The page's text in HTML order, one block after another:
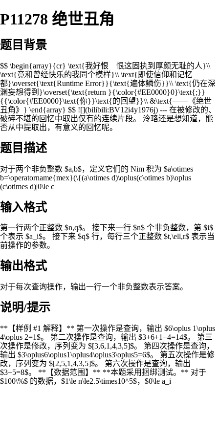
P11278 绝世丑角
题目背景
$$ \begin{array}{cr} \text{我好恨 恨这固执到厚颜无耻的人}\\
\text{竟和曾经快乐的我同个模样}\\ \text{即使信仰和记忆
都}\overset{\text{Runtime Error}}{\text{遍体鳞伤}}\\ \text{仍在深
渊妄想得到}\overset{\text{return }{\color{#EE0000}0}\text{;}}
{{\color{#EE0000}\text{你}}\text{的回望}}\\ &\text{——《绝世
丑角》} \end{array} $$ ![](bilibili:BV12i4y1976j) --- 在被修改的、
破碎不堪的回忆中取出仅有的连续片段。 泠珞还是想知道，能
否从中提取出，有意义的回忆呢。
题目描述
对于两个非负整数 $a,b$，定义它们的 Nim 积为 $a\otimes
b=\operatorname{mex}(\{(a\otimes d)\oplus(c\otimes b)\oplus
(c\otimes d)|0\le c
输入格式
第一行两个正整数 $n,q$。 接下来一行 $n$ 个非负整数，第 $i$
个表示 $a_i$。 接下来 $q$ 行，每行三个正整数 $t,\ell,r$ 表示当
前操作的参数。
输出格式
对于每次查询操作，输出一行一个非负整数表示答案。
说明/提示
**【样例 #1 解释】** 第一次操作是查询，输出 $6\oplus 1\oplus
4\oplus 2=1$。 第二次操作是查询，输出 $3+6+1+4=14$。 第三
次操作是修改，序列变为 $[3,6,1,4,3,5]$。 第四次操作是查询，
输出 $3\oplus6\oplus1\oplus4\oplus3\oplus5=6$。 第五次操作是修
改，序列变为 $[2,5,1,4,3,5]$。 第六次操作是查询，输出
$3+5=8$。 **【数据范围】** **本题采用捆绑测试。** 对于
$100\%$ 的数据，$1\le n\le2.5\times10^5$，$0\le a_i